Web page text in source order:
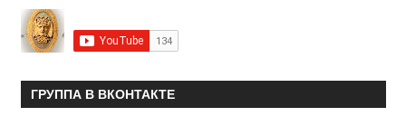
ГРУППА В ВКОНТАКТЕ